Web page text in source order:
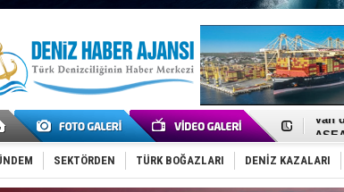
D-
SEKTÖRDEN TÜRK BOĞAZLARI DENİZ KAZALARI